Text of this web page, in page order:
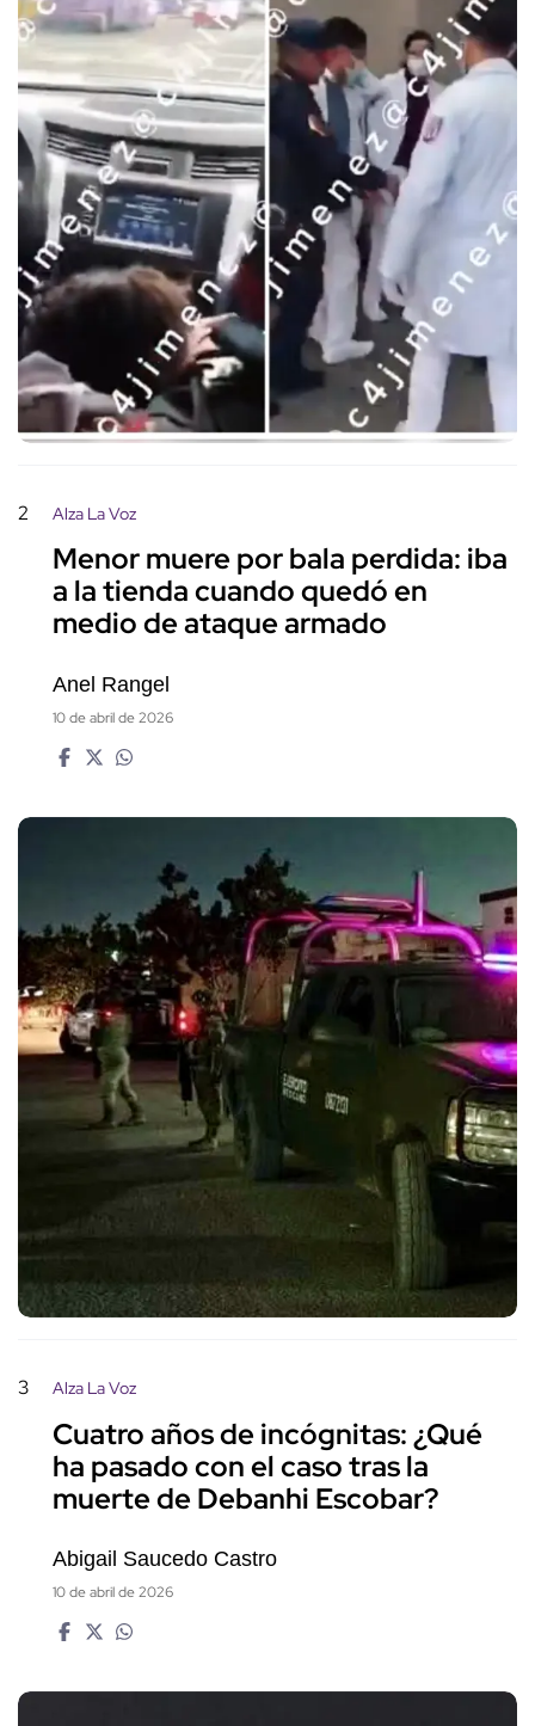
2 Alza La Voz
Menor muere por bala perdida: iba
a la tienda cuando quedó en
medio de ataque armado
Anel Rangel
10 de abril de 2026
3 Alza La Voz
Cuatro años de incógnitas: ¿Qué
ha pasado con el caso tras la
muerte de Debanhi Escobar?
Abigail Saucedo Castro
10 de abril de 2026